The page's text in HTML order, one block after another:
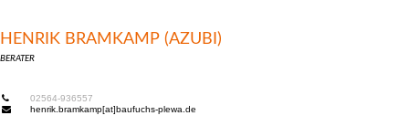
HENRIK BRAMKAMP (AZUBI)
BERATER
02564-936557
henrik.bramkamp[at]baufuchs-plewa.de